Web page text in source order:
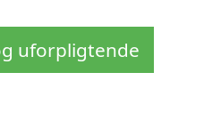
uforpligtende